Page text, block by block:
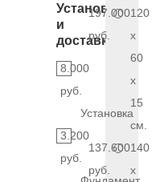
Установка
и
доставка
8.000
руб.
Установка
3.200
руб.
197.000
руб.
120
x
60
x
15
см.
137.600
руб.
140
x